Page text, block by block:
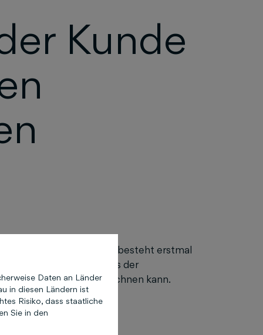
Kunde
schlechte Nachricht: Es besteht erstmal
wissen wir, dass der
guten Bewerbungen rechnen kann.
Daten an Länder
in diesen Ländern ist
Risiko, dass staatliche
Sie in den